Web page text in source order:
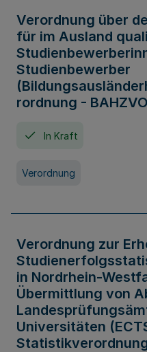
Verordnung über
für im Ausland
Studienbewerber
rordnung -
In Kraft
Verordnung
Verordnung zur
in Nordrhein-
Übermittlung von
Universitäten